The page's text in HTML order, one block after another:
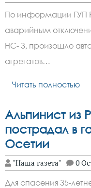
По информации ГУП
аварийным
НС- 3, произошло
агрегатов…
Читать полностью
Альпинист из
пострадал в
Осетии
"Наша газета" 0
Для спасения 35-